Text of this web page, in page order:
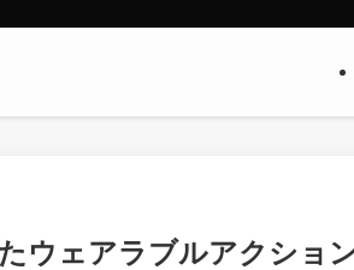
ウェアラブルアクショ